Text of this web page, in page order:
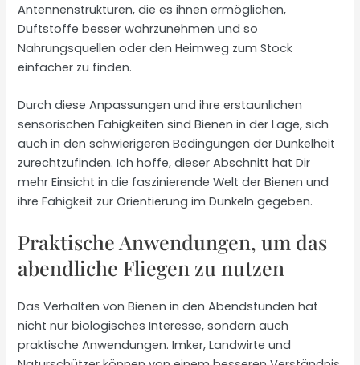
Antennenstrukturen, die es ihnen ermöglichen,
Duftstoffe besser wahrzunehmen und so
Nahrungsquellen oder den Heimweg zum Stock
einfacher zu finden.
Durch diese Anpassungen und ihre erstaunlichen
sensorischen Fähigkeiten sind Bienen in der Lage, sich
auch in den schwierigeren Bedingungen der Dunkelheit
zurechtzufinden. Ich hoffe, dieser Abschnitt hat Dir
mehr Einsicht in die faszinierende Welt der Bienen und
ihre Fähigkeit zur Orientierung im Dunkeln gegeben.
Praktische Anwendungen, um das
abendliche Fliegen zu nutzen
Das Verhalten von Bienen in den Abendstunden hat
nicht nur biologisches Interesse, sondern auch
praktische Anwendungen. Imker, Landwirte und